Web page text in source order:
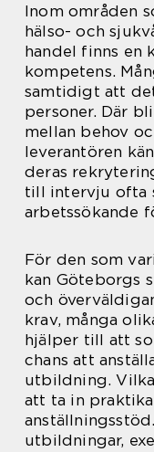
Inom områden
hälso- och
handel finns en
kompetens.
samtidigt att
personer. Där
mellan behov
leverantören
deras
till intervju ofta
arbetssökande
För den som
kan Göteborgs
och
krav, många
hjälper till att
chans att
utbildning.
att ta in
utbildningar,